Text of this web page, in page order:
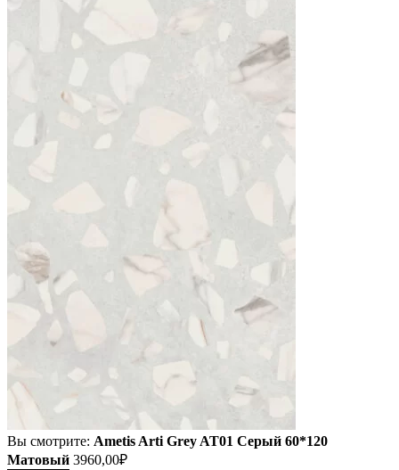
Вы смотрите: Ametis Arti Grey AT01 Серый 60*120
Матовый 3960,00₽